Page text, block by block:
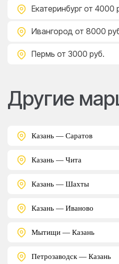
Екатеринбург от 4000
Ивангород от 8000
Пермь от 3000 руб.
Другие
Казань — Саратов
Казань — Чита
Казань — Шахты
Казань — Иваново
Мытищи — Казань
Петрозаводск — Казань